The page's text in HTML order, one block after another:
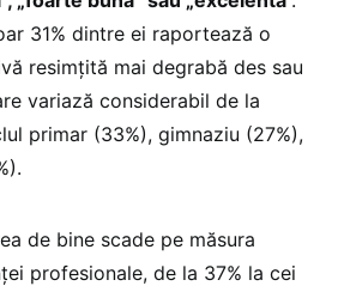
31% dintre ei raportează o
resimțită mai degrabă des sau
variază considerabil de la
primar (33%), gimnaziu (27%),
de bine scade pe măsura
profesionale, de la 37% la cei